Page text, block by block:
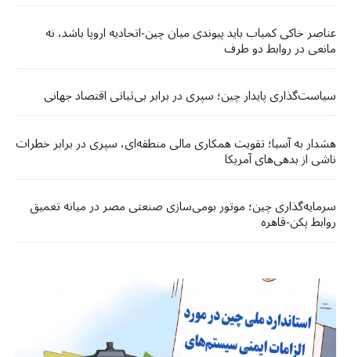
عناصر خاکی کمیاب باید پیوندی میان چین-اتحادیه اروپا باشد، نه
مانعی در روابط دو طرف
سیاست‌گذاری پایدار چین؛ سپری در برابر بی‌ثباتی اقتصاد جهانی
هشدار به آسیا؛ تقویت همکاری مالی منطقه‌ای، سپری در برابر خطرات
ناشی از بدهی‌های آمریکا
سرمایه‌گذاری چین؛ موتور بومی‌سازی صنعتی مصر در میانه تعمیق
روابط پکن-قاهره